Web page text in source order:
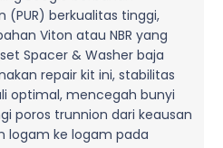
berkualitas tinggi,
Viton atau NBR yang
Spacer & Washer baja
repair kit ini, stabilitas
optimal, mencegah bunyi
poros trunnion dari keausan
logam ke logam pada